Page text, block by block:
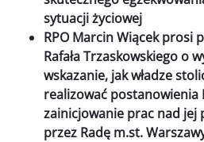
sytuacji życiowej
RPO Marcin Wiącek prosi
Rafała Trzaskowskiego o
wskazanie, jak władze
realizować postanowienia
zainicjowanie prac nad jej
przez Radę m.st.